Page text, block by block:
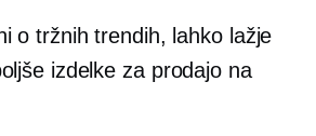
o tržnih trendih, lahko lažje
izdelke za prodajo na